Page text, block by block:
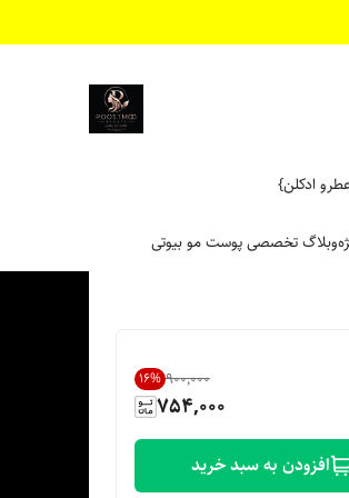
وبلاگ تخصصی پوست مو بیوتی
۹۰۰٬۰۰۰ 16%
754,000
افزودن به سبد خرید